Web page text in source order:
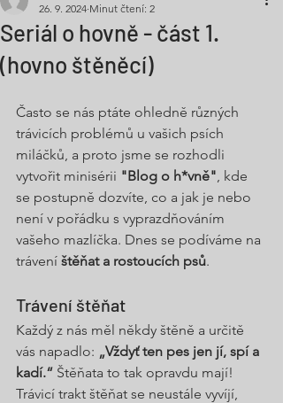
Seriál o hovně - část 1.
(hovno štěněcí)
26. 9. 2024 Minut čtení: 2
Často se nás ptáte ohledně různých
trávicích problémů u vašich psích
miláčků, a proto jsme se rozhodli
vytvořit minisérii "Blog o h*vně", kde
se postupně dozvíte, co a jak je nebo
není v pořádku s vyprazdňováním
vašeho mazlíčka. Dnes se podíváme na
trávení štěňat a rostoucích psů.
Trávení štěňat
Každý z nás měl někdy štěně a určitě
vás napadlo: „Vždyť ten pes jen jí, spí a
kadí.“ Štěňata to tak opravdu mají!
Trávicí trakt štěňat se neustále vyvíjí,